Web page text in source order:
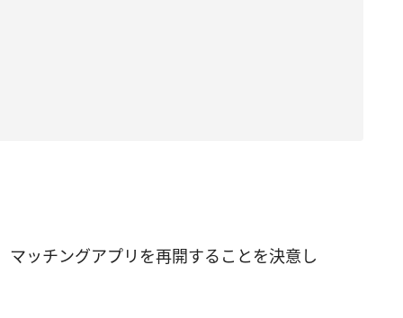
ッチングアプリを再開することを決意し